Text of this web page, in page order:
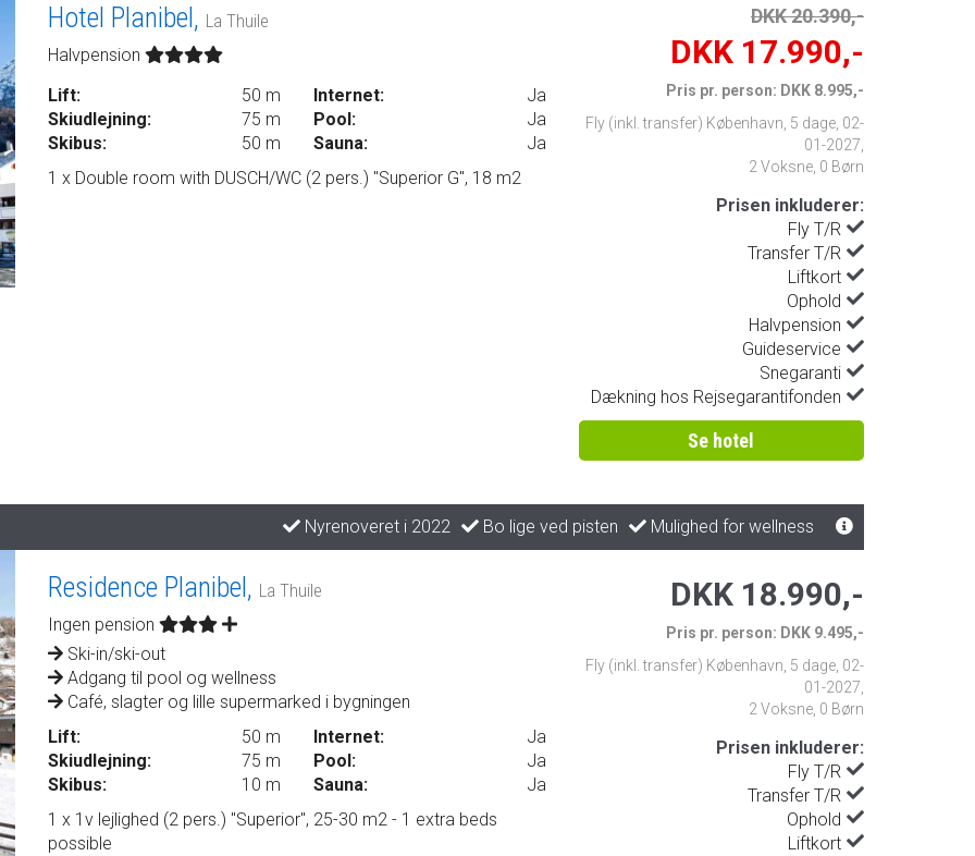
Hotel Planibel, La Thuile
Halvpension
Lift:
50 m
Skiudlejning:
75 m
Skibus:
50 m
Internet:
Ja
Pool:
Ja
Sauna:
Ja
1 x Double room with DUSCH/WC (2 pers.) "Superior G", 18 m2
DKK 20.390,-
DKK 17.990,-
Pris pr. person: DKK 8.995,-
Fly (inkl. transfer) København 5 dage 02-
01-2027
2 Voksne, 0 Børn
Prisen inkluderer:
Fly T/R
Transfer T/R
Liftkort
Ophold
Halvpension
Guideservice
Snegaranti
Dækning hos Rejsegarantifonden
Se hotel
Nyrenoveret i 2022 Bo lige ved pisten Mulighed for wellness
Residence Planibel, La Thuile
Ingen pension
Ski-in/ski-out
Adgang til pool og wellness
Café, slagter og lille supermarked i bygningen
Lift:
50 m
Skiudlejning:
75 m
Skibus:
10 m
Internet:
Ja
Pool:
Ja
Sauna:
Ja
1 x 1v lejlighed (2 pers.) "Superior", 25-30 m2 - 1 extra beds
possible
DKK 18.990,-
Pris pr. person: DKK 9.495,-
Fly (inkl. transfer) København 5 dage 02-
01-2027
2 Voksne, 0 Børn
Prisen inkluderer:
Fly T/R
Transfer T/R
Ophold
Liftkort